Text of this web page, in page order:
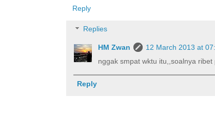
Reply
Replies
HM Zwan
12 March 2013 at
nggak smpat wktu itu,,soalnya
Reply